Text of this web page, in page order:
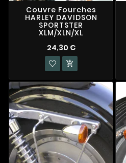
Couvre Fourches
HARLEY DAVIDSON
SPORTSTER
XLM/XLN/XL
24,30 €
